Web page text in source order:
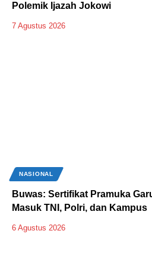
Polemik Ijazah Jokowi
7 Agustus 2026
NASIONAL
Buwas: Sertifikat Pramuka
Masuk TNI, Polri, dan Kampus
6 Agustus 2026